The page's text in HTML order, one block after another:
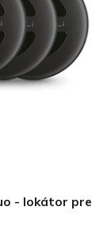
- lokátor pre